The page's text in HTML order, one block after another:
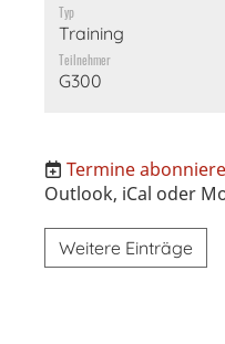
Typ
Training
Teilnehmer
G300
Termine
Outlook, iCal oder
Weitere Einträge